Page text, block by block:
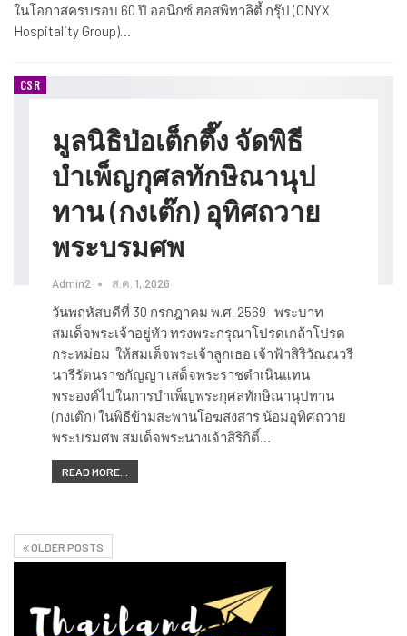
ในโอกาสครบรอบ 60 ปี ออนิกซ์ ฮอสพิทาลิตี้ กรุ๊ป (ONYX
Hospitality Group)…
CSR
มูลนิธิป่อเต็กตึ๊ง จัดพิธี
บำเพ็ญกุศลทักษิณานุป
ทาน (กงเต๊ก) อุทิศถวาย
พระบรมศพ
Admin2 ส.ค. 1, 2026
วันพฤหัสบดีที่ 30 กรกฎาคม พ.ศ. 2569 พระบาท
สมเด็จพระเจ้าอยู่หัว ทรงพระกรุณาโปรดเกล้าโปรด
กระหม่อม ให้สมเด็จพระเจ้าลูกเธอ เจ้าฟ้าสิริวัณณวรี
นารีรัตนราชกัญญา เสด็จพระราชดำเนินแทน
พระองค์ไปในการบำเพ็ญพระกุศลทักษิณานุปทาน
(กงเต๊ก) ในพิธีข้ามสะพานโอฆสงสาร น้อมอุทิศถวาย
พระบรมศพ สมเด็จพระนางเจ้าสิริกิติ์…
READ MORE...
OLDER POSTS